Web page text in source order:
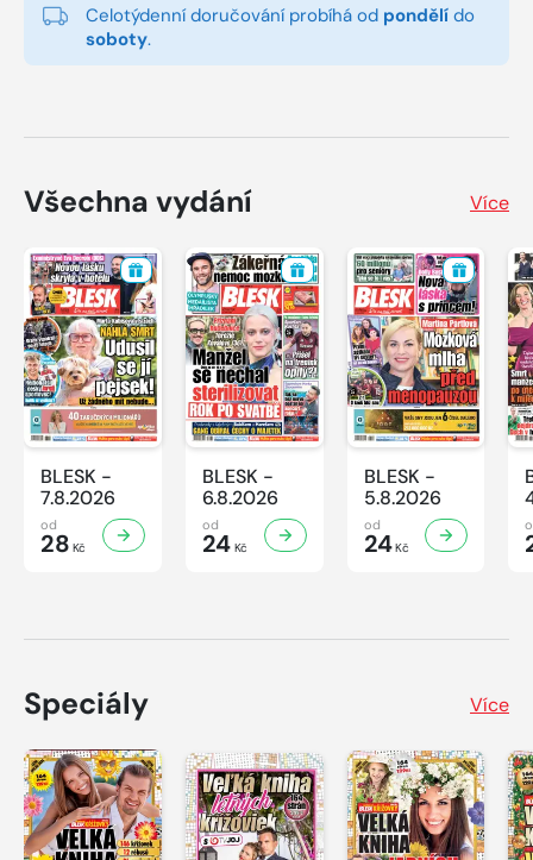
Celotýdenní doručování probíhá od pondělí do
soboty.
Všechna vydání Více
BLESK -
7.8.2026
od
28 Kč
BLESK -
6.8.2026
od
24Kč
BLESK -
5.8.2026
od
24Kč
Speciály Více